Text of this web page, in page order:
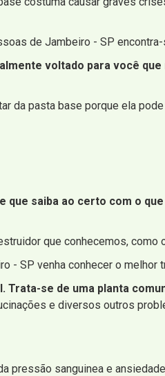
de Jambeiro - SP
voltado para você
da pasta base porque ela
saiba ao certo com o
que conhecemos, como
- SP venha conhecer o melhor
se de uma planta
e diversos outros
pressão sanguinea e